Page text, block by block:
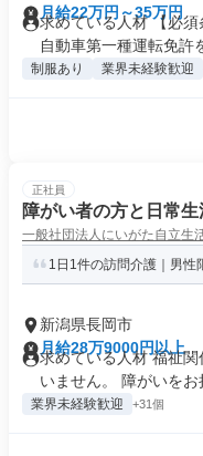
月給22万円～35万円
求めている人材 【必
自動車第一種運転免許
制服あり 業界未経験歓迎
正社員
障がい者の方と日常
一般社団法人にいがた自立生
1日1件の訪問介護｜男性
新潟県長岡市
月給28万9000円以上
求めている人材 福祉
いません。 障がいをお
業界未経験歓迎 +31個